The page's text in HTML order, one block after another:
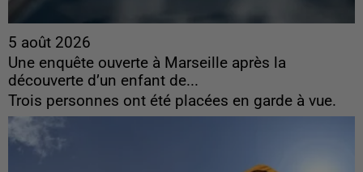
5 août 2026
Une enquête ouverte à Marseille après la
découverte d’un enfant de...
Trois personnes ont été placées en garde à vue.